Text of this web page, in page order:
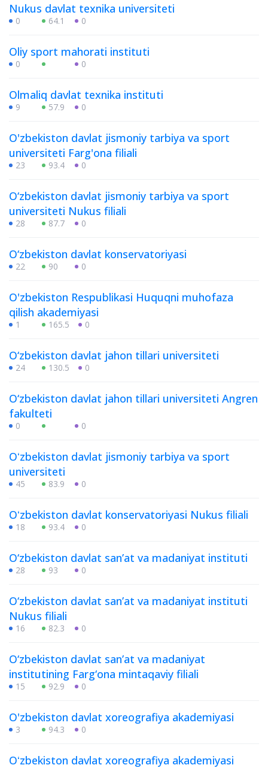
Nukus davlat texnika universiteti
0 64.1 0
Oliy sport mahorati instituti
0 0
Olmaliq davlat texnika instituti
9 57.9 0
O'zbekiston davlat jismoniy tarbiya va sport
universiteti Farg'ona filiali
23 93.4 0
O‘zbekiston davlat jismoniy tarbiya va sport
universiteti Nukus filiali
28 87.7 0
O‘zbekiston davlat konservatoriyasi
22 90 0
O'zbekiston Respublikasi Huquqni muhofaza
qilish akademiyasi
1 165.5 0
O‘zbekiston davlat jahon tillari universiteti
24 130.5 0
O‘zbekiston davlat jahon tillari universiteti Angren
fakulteti
0 0
Oʻzbekiston davlat jismoniy tarbiya va sport
universiteti
45 83.9 0
Oʻzbekiston davlat konservatoriyasi Nukus filiali
18 93.4 0
O‘zbekiston davlat san’at va madaniyat instituti
28 93 0
O‘zbekiston davlat san’at va madaniyat instituti
Nukus filiali
16 82.3 0
O‘zbekiston davlat san’at va madaniyat
institutining Farg‘ona mintaqaviy filiali
15 92.9 0
O'zbekiston davlat xoreografiya akademiyasi
3 94.3 0
Oʻzbekiston davlat xoreografiya akademiyasi